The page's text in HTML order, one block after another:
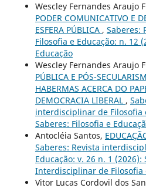
Wescley Fernandes Araujo
PODER COMUNICATIVO E
ESFERA PÚBLICA , Saberes:
Filosofia e Educação: n. 12
Educação
Wescley Fernandes Araujo
PÚBLICA E PÓS-
HABERMAS ACERCA DO
DEMOCRACIA LIBERAL ,
interdisciplinar de Filosofia
Saberes: Filosofia e
Antocléia Santos,
Saberes: Revista
Educação: v. 26 n. 1 (2026):
Interdisciplinar de Filosofia
Vitor Lucas Cordovil dos